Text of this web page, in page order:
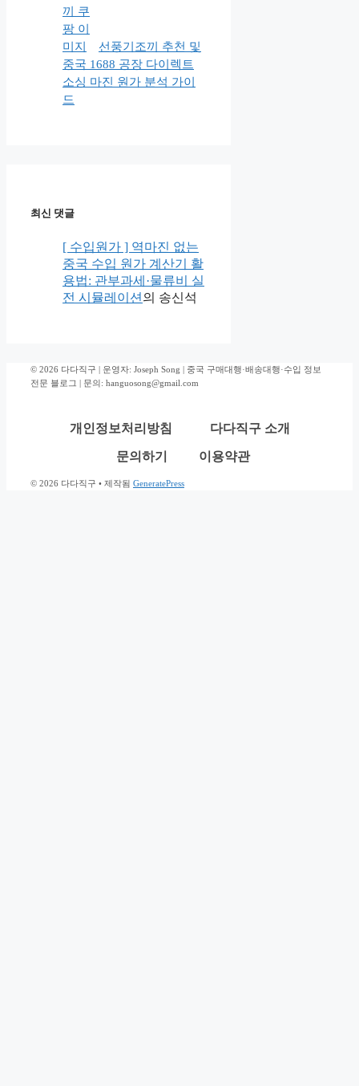
선풍기조끼 추천 및
중국 1688 공장 다이렉트
소싱 마진 원가 분석 가이
드
최신 댓글
[ 수입원가 ] 역마진 없는
중국 수입 원가 계산기 활
용법: 관부과세·물류비 실
전 시뮬레이션 의 송신석
© 2026 다다직구 | 운영자: Joseph Song | 중국 구매대행·배송대행·수입 정보
전문 블로그 | 문의: hanguosong@gmail.com
개인정보처리방침 다다직구 소개
문의하기 이용약관
© 2026 다다직구 • 제작됨 GeneratePress